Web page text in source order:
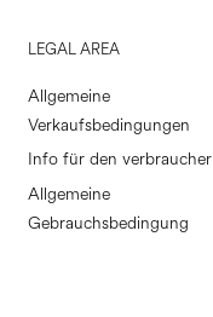
LEGAL AREA
Allgemeine
Verkaufsbedingungen
Info für den verbraucher
Allgemeine
Gebrauchsbedingung